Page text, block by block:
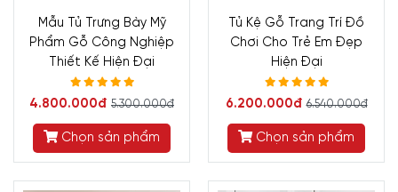
Mẫu Tủ Trưng Bày Mỹ
Phẩm Gỗ Công Nghiệp
Thiết Kế Hiện Đại
4.800.000đ 5.300.000đ
Chọn sản phẩm
Tủ Kệ Gỗ Trang Trí Đồ
Chơi Cho Trẻ Em Đẹp
Hiện Đại
6.200.000đ 6.540.000đ
Chọn sản phẩm